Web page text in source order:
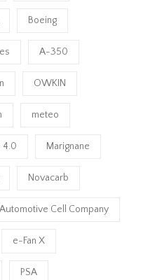
Boeing
A-350
OWKIN
meteo
4.0 Marignane
Novacarb
Automotive Cell Company
e-Fan X
PSA